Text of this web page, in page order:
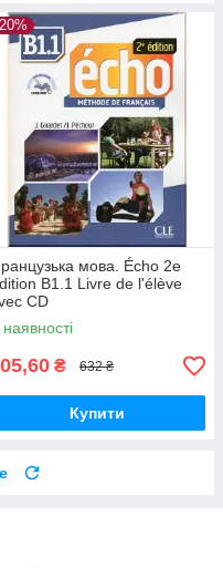
мова. Écho 2e
B1.1 Livre de l'élève
CD
₴ 632 ₴
Купити